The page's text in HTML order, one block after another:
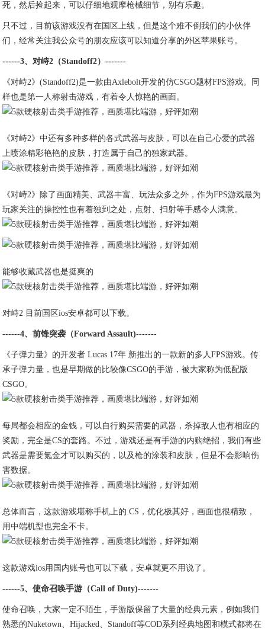
死，然后捡起来，可以仔细地观摩枪械细节，别有乐趣。
只不过，目前该游戏没有在国区上线，但是这个难不倒我们的小伙伴
们，经常关注我公众号的朋友应该可以知道分享的外区苹果账号。
------3、对峙2（Standoff2）-------
《对峙2》(Standoff2)是一款由Axlebolt开发的仿CSGO题材FPS游戏。同
样也是第一人称射击游戏，有着令人惊艳的画面。
《对峙2》中还有多种多样的各式武器与皮肤，可以在自己心爱的武器
上喷涂精彩艳艳的皮肤，打造属于自己的独家武器。
《对峙2》除了画面精美、武器丰富、玩法众多之外，作为FPS游戏最为
玩家关注的操控性也有着独到之处，点射、扫射等手感令人满意。
能够收藏武器也是挺爽的
对峙2 目前国区ios安卓都可以下载。
------4、前锋突袭（Forward Assault)-------
《子弹力量》的开发者 Lucas 17年 新推出的一款新的多人FPS游戏。传
承子弹力量，也是早期做的比较像CSGO的手游，被大家称为低配版
CSGO。
每局都会相应的金钱，可以自行购买需要的武器，杀掉敌人也有相应的
奖励，完全是CS的套路。不过，游戏还是有手游的内购绝招，我们有些
武器是需要氪金才可以购买的，以及枪的涂装和皮肤，但是不会影响伤
害数据。
总体而言，这款游戏堪称手机上的 CS，优化极其好，画面也很精致，
用中端机型也完全不卡。
这款游戏ios用国内账号也可以下载，安卓就更不用说了。
------5、使命召唤手游（Call of Duty)-------
使命召唤，大家一定不陌生，手游版保留了大量的经典元素，例如我们
熟悉的Nuketown、Hijacked、Standoff等COD系列经典地图和模式都将在